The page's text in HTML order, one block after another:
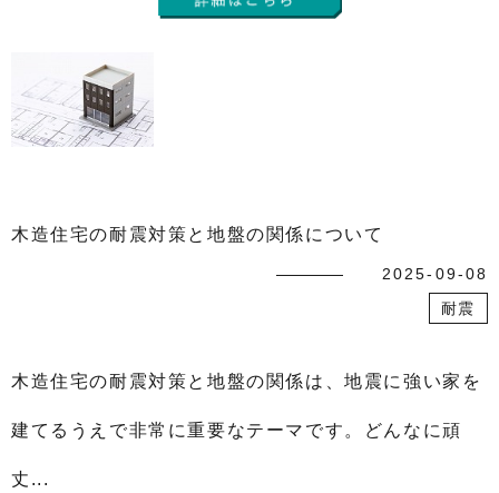
木造住宅の耐震対策と地盤の関係について
2025-09-08
耐震
木造住宅の耐震対策と地盤の関係は、地震に強い家を
建てるうえで非常に重要なテーマです。どんなに頑
丈...